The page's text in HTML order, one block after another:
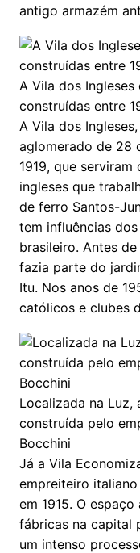
antigo armazém
A Vila dos
construídas entre
A Vila dos
aglomerado de 28
1919, que
ingleses que
de ferro Santos-
tem influências
brasileiro. Antes
fazia parte do
Itu. Nos anos de
católicos e clubes
Localizada na Luz,
construída pelo
Bocchini
Já a Vila
empreiteiro
em 1915. O
fábricas na capital
um intenso